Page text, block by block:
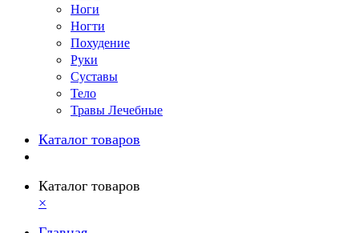
Ноги
Ногти
Похудение
Руки
Суставы
Тело
Травы Лечебные
Каталог товаров
Каталог товаров
×